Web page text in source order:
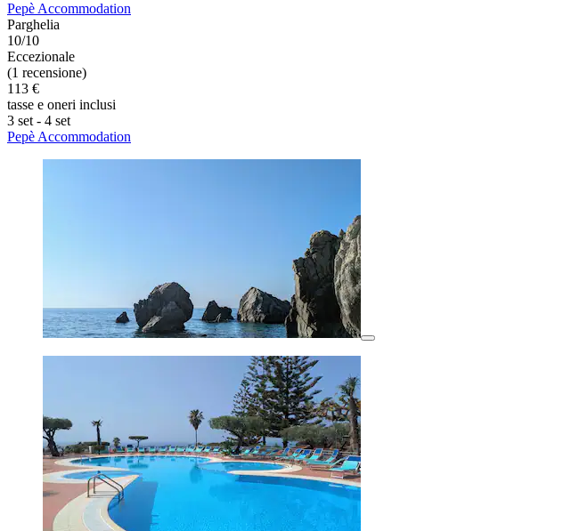
Pepè Accommodation
Parghelia
10/10
Eccezionale
(1 recensione)
113 €
tasse e oneri inclusi
3 set - 4 set
Pepè Accommodation